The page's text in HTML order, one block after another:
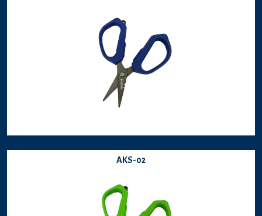
AKS-02